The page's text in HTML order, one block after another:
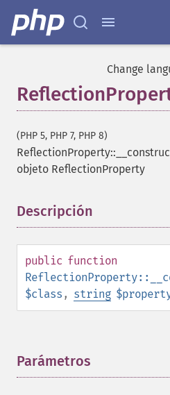
Change
(PHP 5, PHP 7, PHP 8)
objeto ReflectionProperty
Descripción
public function
$class , string
Parámetros